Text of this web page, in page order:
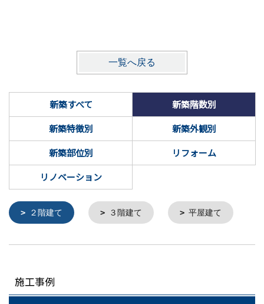
一覧へ戻る
新築すべて
新築階数別
新築特徴別
新築外観別
新築部位別
リフォーム
リノベーション
２階建て ３階建て 平屋建て
施工事例